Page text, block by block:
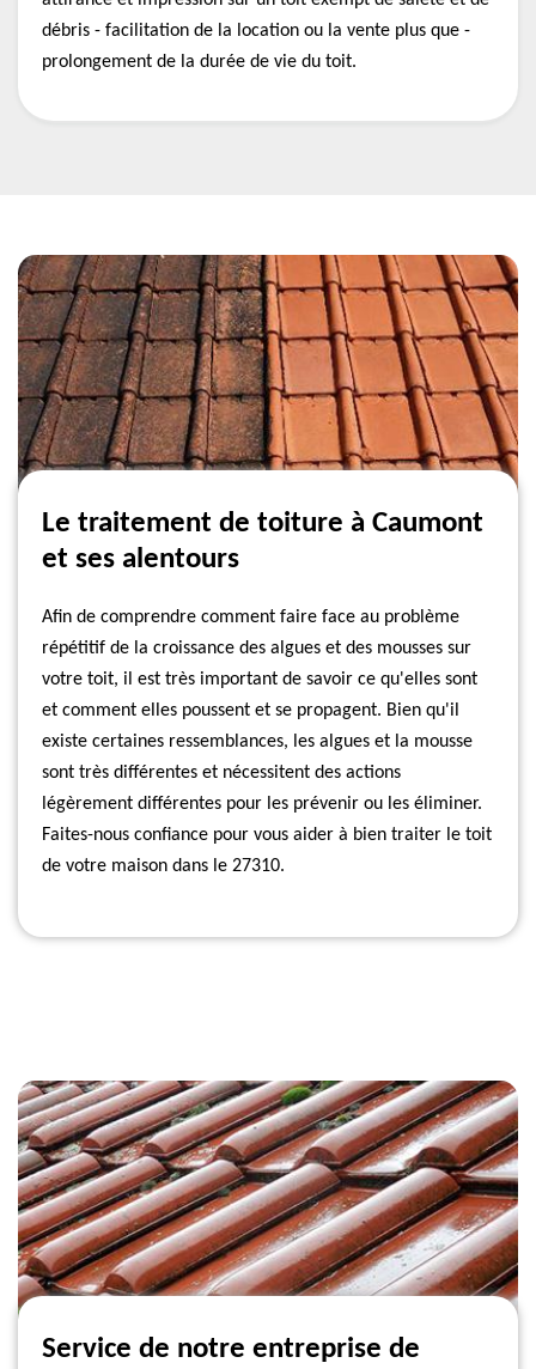
débris - facilitation de la location ou la vente plus que -
prolongement de la durée de vie du toit.
Le traitement de toiture à Caumont
et ses alentours
Afin de comprendre comment faire face au problème
répétitif de la croissance des algues et des mousses sur
votre toit, il est très important de savoir ce qu'elles sont
et comment elles poussent et se propagent. Bien qu'il
existe certaines ressemblances, les algues et la mousse
sont très différentes et nécessitent des actions
légèrement différentes pour les prévenir ou les éliminer.
Faites-nous confiance pour vous aider à bien traiter le toit
de votre maison dans le 27310.
Service de notre entreprise de